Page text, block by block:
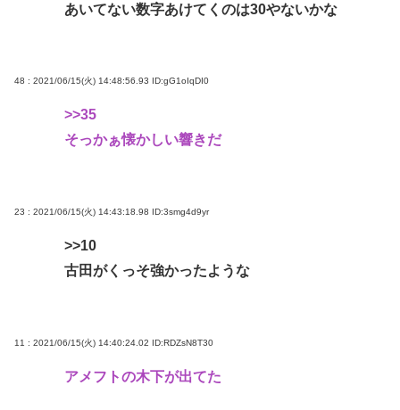
あいてない数字あけてくのは30やないかな
48 : 2021/06/15(火) 14:48:56.93 ID:gG1oIqDI0
>>35
そっかぁ懐かしい響きだ
23 : 2021/06/15(火) 14:43:18.98 ID:3smg4d9yr
>>10
古田がくっそ強かったような
11 : 2021/06/15(火) 14:40:24.02 ID:RDZsN8T30
アメフトの木下が出てた